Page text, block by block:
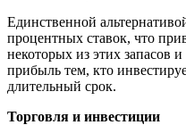
Единственной
процентных ставок, что
некоторых из этих запасов
прибыль тем, кто
длительный срок.
Торговля и инвестиции